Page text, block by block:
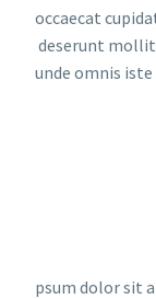
occaecat
deserunt mollit
unde omnis
psum dolor sit